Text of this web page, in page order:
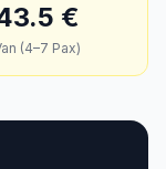
€
(4–7 Pax)